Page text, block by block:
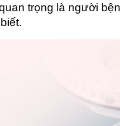
trọng là người